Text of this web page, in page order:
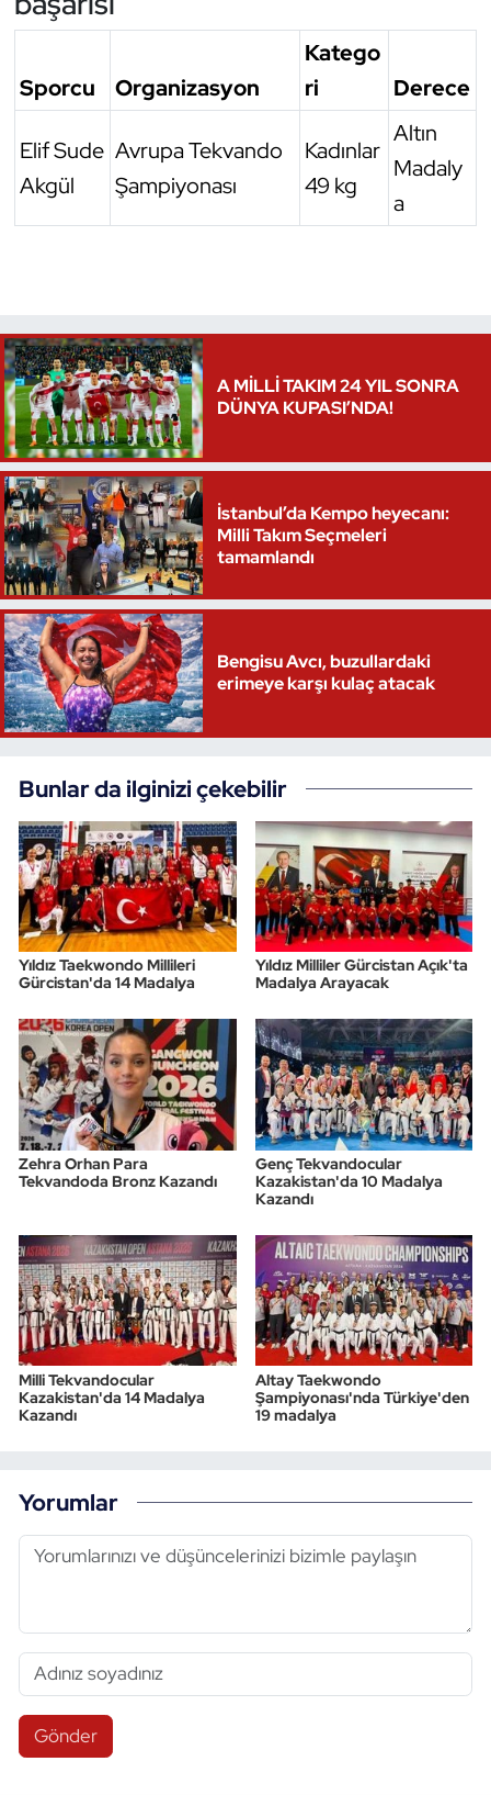
Sporcu Organizasyon
Katego
ri
Derece
Elif Sude
Akgül
Avrupa Tekvando
Şampiyonası
Kadınlar
49 kg
Altın
Madaly
a
A MİLLİ TAKIM 24 YIL SONRA
DÜNYA KUPASI’NDA!
İstanbul’da Kempo heyecanı:
Milli Takım Seçmeleri
tamamlandı
Bengisu Avcı, buzullardaki
erimeye karşı kulaç atacak
Bunlar da ilginizi çekebilir
Yıldız Taekwondo Millileri
Gürcistan'da 14 Madalya
Yıldız Milliler Gürcistan Açık'ta
Madalya Arayacak
Zehra Orhan Para
Tekvandoda Bronz Kazandı
Genç Tekvandocular
Kazakistan'da 10 Madalya
Kazandı
Milli Tekvandocular
Kazakistan'da 14 Madalya
Kazandı
Altay Taekwondo
Şampiyonası'nda Türkiye'den
19 madalya
Yorumlar
Gönder